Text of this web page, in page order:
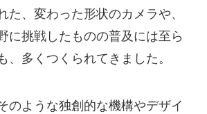
た、変わった形状のカメラや、
に挑戦したものの普及には至ら
、多くつくられてきました。
のような独創的な機構やデザイ